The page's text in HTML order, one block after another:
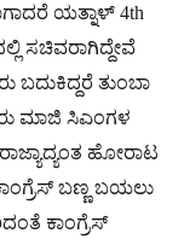
ಯತ್ನಾಳ್ 4th
ಸಚಿವರಾಗಿದ್ದೇವೆ
ಬದುಕಿದ್ದರೆ ತುಂಬಾ
ಮಾಜಿ ಸಿಎಂಗಳ
ಹೋರಾಟ
ಬಣ್ಣ ಬಯಲು
ಕಾಂಗ್ರೆಸ್